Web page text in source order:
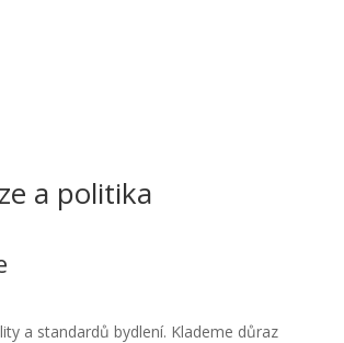
a politika
a standardů bydlení. Klademe důraz